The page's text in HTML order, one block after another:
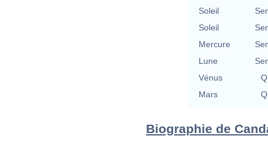
Soleil
Soleil
Mercure
Lune
Vénus
Mars
Biographie de